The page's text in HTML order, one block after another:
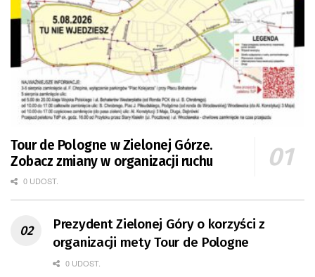
Tour de Pologne w Zielonej Górze.
Zobacz zmiany w organizacji ruchu
0 UDOST.
Prezydent Zielonej Góry o korzyści z
organizacji mety Tour de Pologne
0 UDOST.